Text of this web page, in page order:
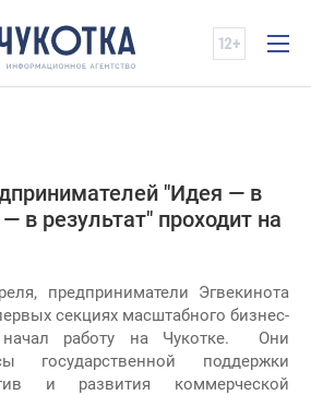
"Идея — в
в результат" проходит на
предприниматели Эгвекинота
секциях масштабного бизнес-
работу на Чукотке. Они
государственной поддержки
и развития коммерческой